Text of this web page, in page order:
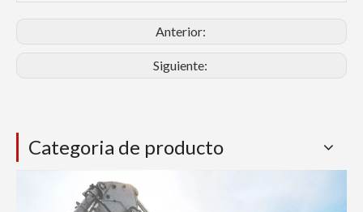
Anterior:
Siguiente:
Categoria de producto